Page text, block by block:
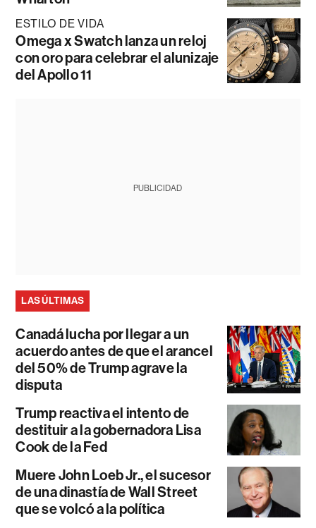
ESTILO DE VIDA
Omega x Swatch lanza un reloj
con oro para celebrar el alunizaje
del Apollo 11
PUBLICIDAD
LAS ÚLTIMAS
Canadá lucha por llegar a un
acuerdo antes de que el arancel
del 50% de Trump agrave la
disputa
Trump reactiva el intento de
destituir a la gobernadora Lisa
Cook de la Fed
Muere John Loeb Jr., el sucesor
de una dinastía de Wall Street
que se volcó a la política